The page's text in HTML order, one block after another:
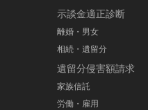
示談金適正診断
離婚・男女
相続・遺留分
遺留分侵害額請求
家族信託
労働・雇用